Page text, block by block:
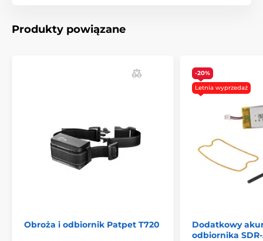
Produkty powiązane
Obroża i odbiornik Patpet T720
-20%
Letnia wyprzedaż
Dodatkowy
odbiornika SDR-